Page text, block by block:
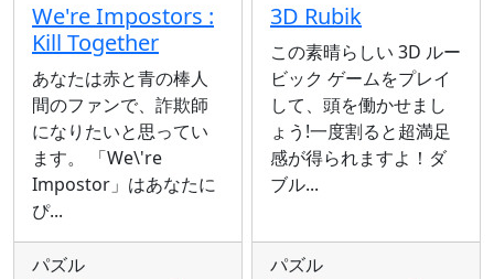
We're Impostors :
Kill Together
あなたは赤と青の棒人
間のファンで、詐欺師
になりたいと思ってい
ます。 「We\'re
Impostor」はあなたに
ぴ...
パズル
3D Rubik
この素晴らしい 3D ルー
ビック ゲームをプレイ
して、頭を働かせまし
ょう!一度割ると超満足
感が得られますよ！ダ
ブル...
パズル